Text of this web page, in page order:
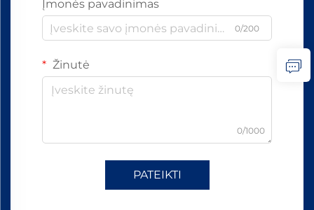
Įmonės pavadinimas
0/200
Žinutė
0/1000
PATEIKTI